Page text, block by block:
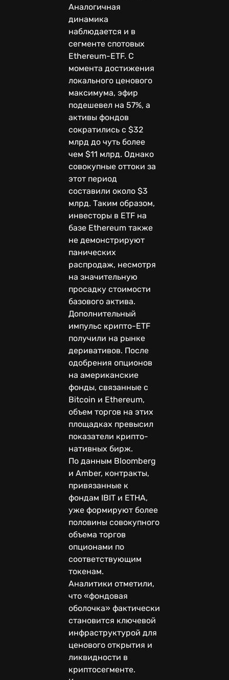
Аналогичная
динамика
наблюдается и в
сегменте спотовых
Ethereum-ETF. С
момента достижения
локального ценового
максимума, эфир
подешевел на 57%, а
активы фондов
сократились с $32
млрд до чуть более
чем $11 млрд. Однако
совокупные оттоки за
этот период
составили около $3
млрд. Таким образом,
инвесторы в ETF на
базе Ethereum также
не демонстрируют
панических
распродаж, несмотря
на значительную
просадку стоимости
базового актива.
Дополнительный
импульс крипто-ETF
получили на рынке
деривативов. После
одобрения опционов
на американские
фонды, связанные с
Bitcoin и Ethereum,
объем торгов на этих
площадках превысил
показатели крипто-
нативных бирж.
По данным Bloomberg
и Amber, контракты,
привязанные к
фондам IBIT и ETHA,
уже формируют более
половины совокупного
объема торгов
опционами по
соответствующим
токенам.
Аналитики отметили,
что «фондовая
оболочка» фактически
становится ключевой
инфраструктурой для
ценового открытия и
ликвидности в
криптосегменте.